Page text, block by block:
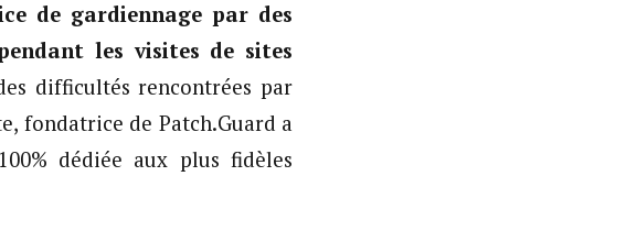
de gardiennage par des
les visites de sites
difficultés rencontrées par
fondatrice de Patch.Guard a
dédiée aux plus fidèles